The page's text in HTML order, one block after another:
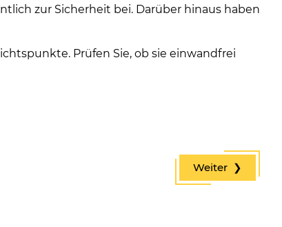
zur Sicherheit bei. Darüber hinaus haben
Prüfen Sie, ob sie einwandfrei
Weiter ❯